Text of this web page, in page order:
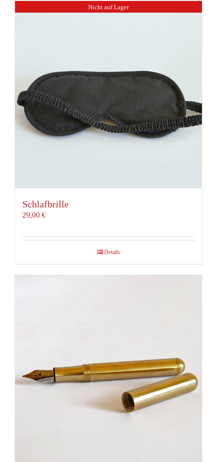
Nicht auf Lager
Schlafbrille
29,00 €
Details